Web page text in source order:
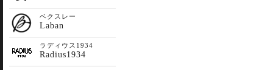
ベクスレー
Laban
ラディウス1934
Radius1934